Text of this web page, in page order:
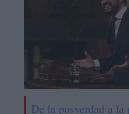
De la posverdad a la